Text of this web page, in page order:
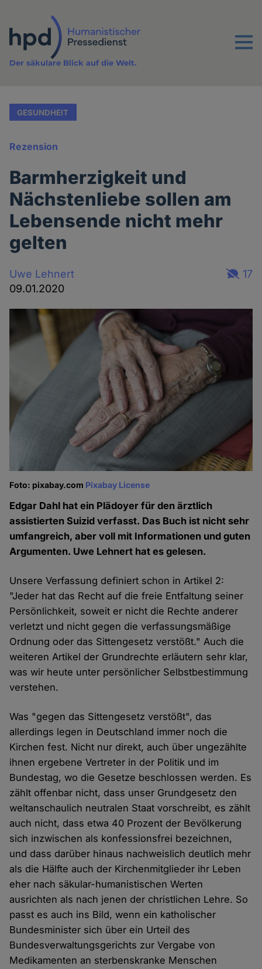
Inhalt
Menu
Der säkulare Blick auf die Welt.
GESUNDHEIT
Rezension
Barmherzigkeit und
Nächstenliebe sollen am
Lebensende nicht mehr
gelten
Uwe Lehnert
09.01.2020
17
Foto: pixabay.com Pixabay License
Edgar Dahl hat ein Plädoyer für den ärztlich
assistierten Suizid verfasst. Das Buch ist nicht sehr
umfangreich, aber voll mit Informationen und guten
Argumenten. Uwe Lehnert hat es gelesen.
Unsere Verfassung definiert schon in Artikel 2:
"Jeder hat das Recht auf die freie Entfaltung seiner
Persönlichkeit, soweit er nicht die Rechte anderer
verletzt und nicht gegen die verfassungsmäßige
Ordnung oder das Sittengesetz verstößt." Auch die
weiteren Artikel der Grundrechte erläutern sehr klar,
was wir heute unter persönlicher Selbstbestimmung
verstehen.
Was "gegen das Sittengesetz verstößt", das
allerdings legen in Deutschland immer noch die
Kirchen fest. Nicht nur direkt, auch über ungezählte
ihnen ergebene Vertreter in der Politik und im
Bundestag, wo die Gesetze beschlossen werden. Es
zählt offenbar nicht, dass unser Grundgesetz den
weltanschaulich neutralen Staat vorschreibt, es zählt
auch nicht, dass etwa 40 Prozent der Bevölkerung
sich inzwischen als konfessionsfrei bezeichnen,
und dass darüber hinaus nachweislich deutlich mehr
als die Hälfte auch der Kirchenmitglieder ihr Leben
eher nach säkular-humanistischen Werten
ausrichten als nach jenen der christlichen Lehre. So
passt es auch ins Bild, wenn ein katholischer
Bundesminister sich über ein Urteil des
Bundesverwaltungsgerichts zur Vergabe von
Medikamenten an sterbenskranke Menschen